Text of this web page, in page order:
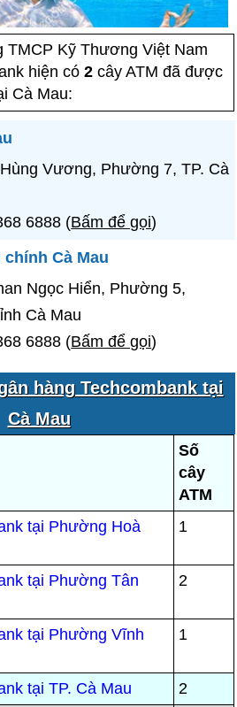
TMCP Kỹ Thương Việt Nam
hiện có2 cây ATM đã được
Cà Mau:
Vương, Phường 7, TP. Cà
6888 (Bấm để gọi)
Cà Mau
Ngọc Hiển, Phường 5,
Cà Mau
6888 (Bấm để gọi)
hàng Techcombank tại
Cà Mau
Số
cây
ATM
tại Phường Hoà
1
tại Phường Tân
2
tại Phường Vĩnh
1
tại TP. Cà Mau
2